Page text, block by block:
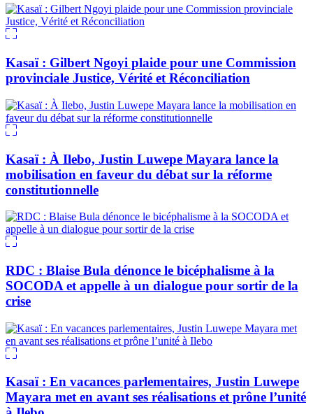
Kasaï : Gilbert Ngoyi plaide pour une Commission
provinciale Justice, Vérité et Réconciliation
Kasaï : À Ilebo, Justin Luwepe Mayara lance la
mobilisation en faveur du débat sur la réforme
constitutionnelle
RDC : Blaise Bula dénonce le bicéphalisme à la
SOCODA et appelle à un dialogue pour sortir de la
crise
Kasaï : En vacances parlementaires, Justin Luwepe
Mayara met en avant ses réalisations et prône l’unité